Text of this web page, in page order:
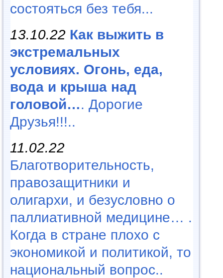
состояться без тебя...
13.10.22 Как выжить в
экстремальных
условиях. Огонь, еда,
вода и крыша над
головой…. Дорогие
Друзья!!!..
11.02.22
Благотворительность,
правозащитники и
олигархи, и безусловно о
паллиативной медицине… .
Когда в стране плохо с
экономикой и политикой, то
национальный вопрос..